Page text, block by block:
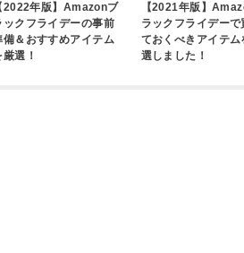
2022年版】Amazonブ
ックフライデーの事前
備＆おすすめアイテム
厳選！
【2021年版】
ラックフライデーで
ておくべきアイテム
選しました！